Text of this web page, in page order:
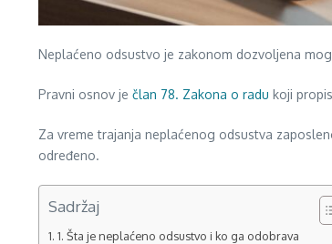
Neplaćeno odsustvo je zakonom dozvoljena
Pravni osnov je član 78. Zakona o radu koji
Za vreme trajanja neplaćenog odsustva
određeno.
Sadržaj
1. Šta je neplaćeno odsustvo i ko ga odobrava